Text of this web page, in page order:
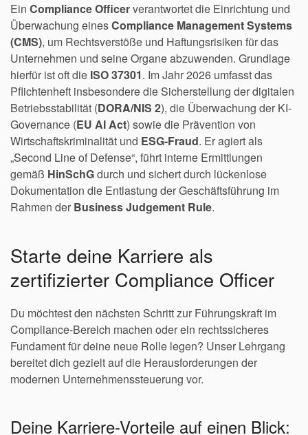
Ein Compliance Officerverantwortet die Einrichtung und
Überwachung einesCompliance Management Systems
(CMS), um Rechtsverstöße und Haftungsrisiken für das
Unternehmen und seine Organe abzuwenden. Grundlage
hierfür ist oft die ISO 37301. Im Jahr 2026 umfasst das
Pflichtenheft insbesondere die Sicherstellung der digitalen
Betriebsstabilität (DORA/NIS 2), die Überwachung der KI-
Governance (EU AI Act) sowie die Prävention von
Wirtschaftskriminalität und ESG-Fraud. Er agiert als
„Second Line of Defense“, führt interne Ermittlungen
gemäß HinSchGdurch und sichert durch lückenlose
Dokumentation die Entlastung der Geschäftsführung im
Rahmen der Business Judgement Rule.
Starte deine Karriere als
zertifizierter Compliance Officer
Du möchtest den nächsten Schritt zur Führungskraft im
Compliance-Bereich machen oder ein rechtssicheres
Fundament für deine neue Rolle legen? Unser Lehrgang
bereitet dich gezielt auf die Herausforderungen der
modernen Unternehmenssteuerung vor.
Deine Karriere-Vorteile auf einen Blick: